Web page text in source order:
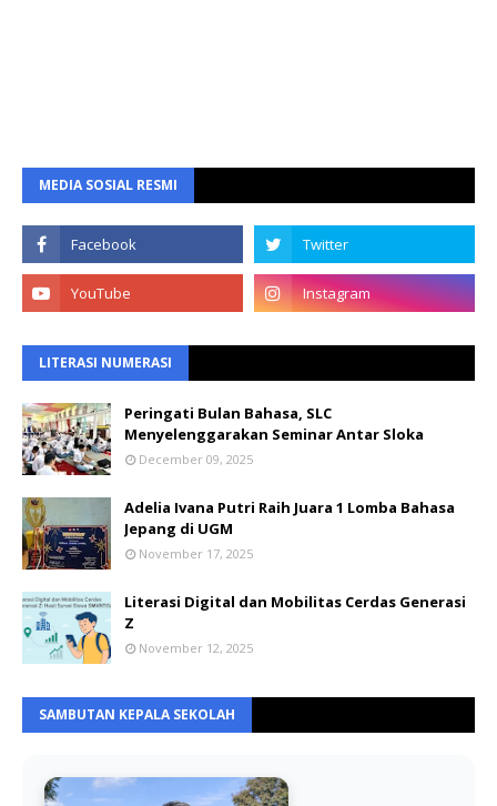
MEDIA SOSIAL RESMI
LITERASI NUMERASI
Peringati Bulan Bahasa, SLC
Menyelenggarakan Seminar Antar Sloka
December 09, 2025
Adelia Ivana Putri Raih Juara 1 Lomba Bahasa
Jepang di UGM
November 17, 2025
Literasi Digital dan Mobilitas Cerdas Generasi
Z
November 12, 2025
SAMBUTAN KEPALA SEKOLAH